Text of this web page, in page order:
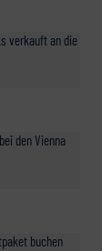
verkauft an die
den Vienna
buchen